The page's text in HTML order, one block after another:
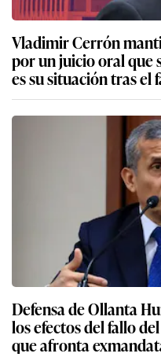
Vladimir Cerrón
por un juicio oral que
es su situación tras el
Defensa de Ollanta
los efectos del fallo
que afronta